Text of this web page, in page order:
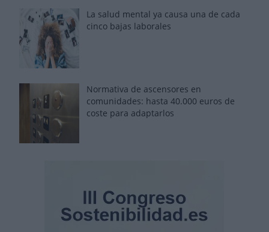
La salud mental ya causa una de cada
cinco bajas laborales
Normativa de ascensores en
comunidades: hasta 40.000 euros de
coste para adaptarlos